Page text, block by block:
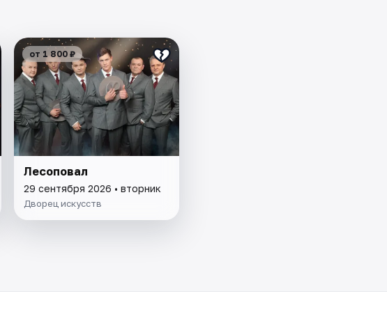
от 1 800 ₽
Лесоповал
29 сентября 2026 • вторник
Дворец искусств